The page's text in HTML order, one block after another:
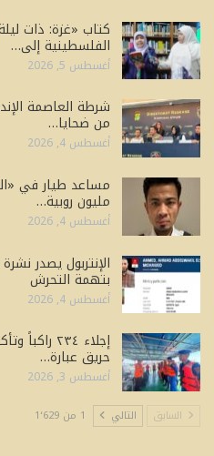
كتاب «غزة: ذات
الفلسطينية إلى…
أغسطس 5, 2026
شرطة العاصمة
من ضحايا…
أغسطس 4, 2026
مليون روبية…
أغسطس 4, 2026
الإنتربول يصدر
بتهمة التحرش
أغسطس 4, 2026
إجلاء
حريق عبارة…
أغسطس 3, 2026
السابق التالي 1 من 1٬629